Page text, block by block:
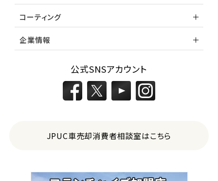
コーティング
企業情報
公式SNSアカウント
JPUC車売却消費者相談室はこちら